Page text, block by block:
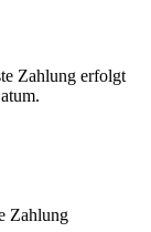
Zahlung erfolgt
Zahlung